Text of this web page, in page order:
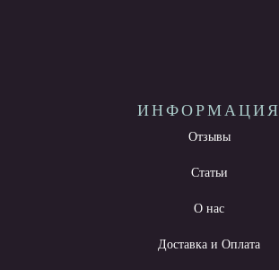
ИНФОРМАЦИЯ
Отзывы
Статьи
О нас
Доставка и Оплата